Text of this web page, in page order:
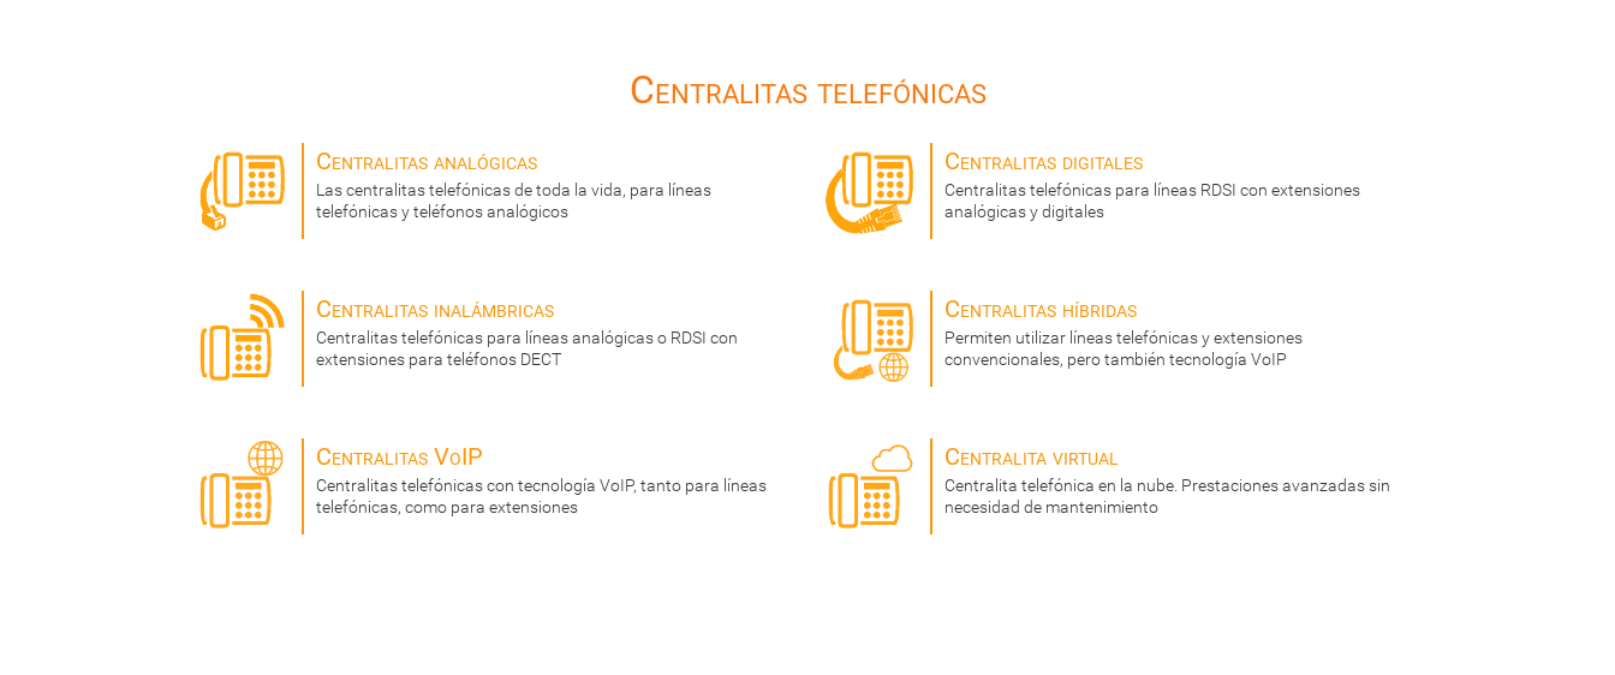
Centralitas telefónicas
Centralitas analógicas
Las centralitas telefónicas de toda la vida, para líneas
telefónicas y teléfonos analógicos
Centralitas digitales
Centralitas telefónicas para líneas RDSI con extensiones
analógicas y digitales
Centralitas inalámbricas
Centralitas telefónicas para líneas analógicas o RDSI con
extensiones para teléfonos DECT
Centralitas híbridas
Permiten utilizar líneas telefónicas y extensiones
convencionales, pero también tecnología VoIP
Centralitas VoIP
Centralitas telefónicas con tecnología VoIP, tanto para líneas
telefónicas, como para extensiones
Centralita virtual
Centralita telefónica en la nube. Prestaciones avanzadas sin
necesidad de mantenimiento